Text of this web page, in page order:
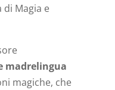
Magia e
madrelingua
magiche, che